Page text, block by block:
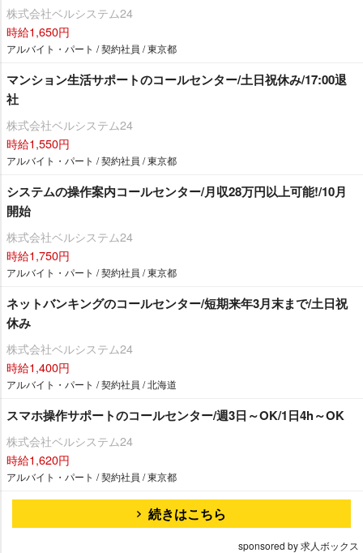
株式会社ベルシステム24
時給1,650円
アルバイト・パート / 契約社員 / 東京都
マンション生活サポートのコールセンター/土日祝休み/17:00退
社
株式会社ベルシステム24
時給1,550円
アルバイト・パート / 契約社員 / 東京都
システムの操作案内コールセンター/月収28万円以上可能!/10月
開始
株式会社ベルシステム24
時給1,750円
アルバイト・パート / 契約社員 / 東京都
ネットバンキングのコールセンター/短期来年3月末まで/土日祝
休み
株式会社ベルシステム24
時給1,400円
アルバイト・パート / 契約社員 / 北海道
スマホ操作サポートのコールセンター/週3日～OK/1日4h～OK
株式会社ベルシステム24
時給1,620円
アルバイト・パート / 契約社員 / 東京都
続きはこちら
sponsored by 求人ボックス